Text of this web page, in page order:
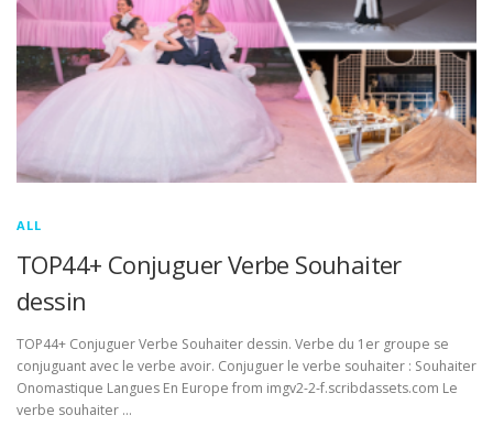
ALL
TOP44+ Conjuguer Verbe Souhaiter
dessin
TOP44+ Conjuguer Verbe Souhaiter dessin. Verbe du 1er groupe se
conjuguant avec le verbe avoir. Conjuguer le verbe souhaiter : Souhaiter
Onomastique Langues En Europe from imgv2-2-f.scribdassets.com Le
verbe souhaiter …